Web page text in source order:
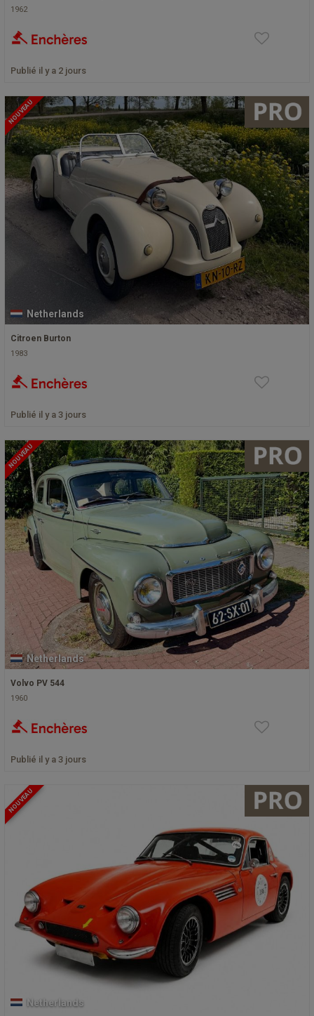
1962
Publié il y a 2 jours
NOUVEAU
Netherlands
Citroen Burton
1983
Publié il y a 3 jours
NOUVEAU
Netherlands
Volvo PV 544
1960
Publié il y a 3 jours
NOUVEAU
Netherlands